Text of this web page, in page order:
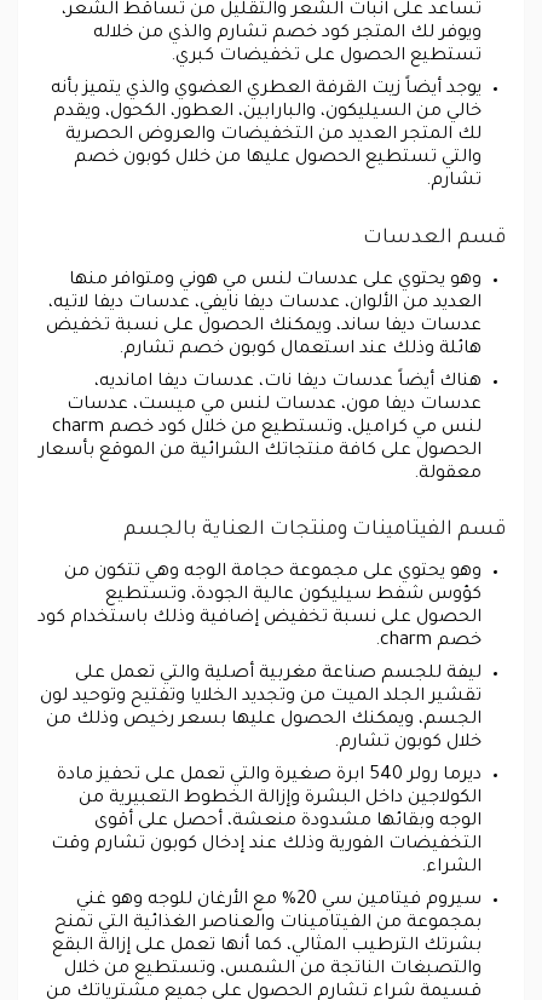
تساعد على انبات الشعر والتقليل من تساقط الشعر،
ويوفر لك المتجر كود خصم تشارم والذي من خلاله
تستطيع الحصول على تخفيضات كبري.
يوجد أيضاً زيت القرفة العطري العضوي والذي يتميز بأنه
خالي من السيليكون، والبارابين، العطور، الكحول، ويقدم
لك المتجر العديد من التخفيضات والعروض الحصرية
والتي تستطيع الحصول عليها من خلال كوبون خصم
تشارم.
قسم العدسات
وهو يحتوي على عدسات لنس مي هوني ومتوافر منها
العديد من الألوان، عدسات ديفا نايفي، عدسات ديفا لاتيه،
عدسات ديفا ساند، ويمكنك الحصول على نسبة تخفيض
هائلة وذلك عند استعمال كوبون خصم تشارم.
هناك أيضاً عدسات ديفا نات، عدسات ديفا امانديه،
عدسات ديفا مون، عدسات لنس مي ميست، عدسات
لنس مي كراميل، وتستطيع من خلال كود خصم charm
الحصول على كافة منتجاتك الشرائية من الموقع بأسعار
معقولة.
قسم الفيتامينات ومنتجات العناية بالجسم
وهو يحتوي على مجموعة حجامة الوجه وهي تتكون من
كؤوس شفط سيليكون عالية الجودة، وتستطيع
الحصول على نسبة تخفيض إضافية وذلك باستخدام كود
خصم charm.
ليفة للجسم صناعة مغربية أصلية والتي تعمل على
تقشير الجلد الميت من وتجديد الخلايا وتفتيح وتوحيد لون
الجسم، ويمكنك الحصول عليها بسعر رخيص وذلك من
خلال كوبون تشارم.
ديرما رولر 540 ابرة صغيرة والتي تعمل على تحفيز مادة
الكولاجين داخل البشرة وإزالة الخطوط التعبيرية من
الوجه وبقائها مشدودة منعشة، أحصل على أقوى
التخفيضات الفورية وذلك عند إدخال كوبون تشارم وقت
الشراء.
سيروم فيتامين سي 20% مع الأرغان للوجه وهو غني
بمجموعة من الفيتامينات والعناصر الغذائية التي تمنح
بشرتك الترطيب المثالي، كما أنها تعمل على إزالة البقع
والتصبغات الناتجة من الشمس، وتستطيع من خلال
قسيمة شراء تشارم الحصول على جميع مشترياتك من